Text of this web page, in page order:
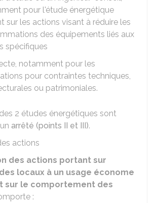
pour l'étude énergétique
sur les actions visant à réduire les
des équipements liés aux
spécifiques
notamment pour les
pour contraintes techniques,
ou patrimoniales.
2 études énergétiques sont
arrêté (points II et III).
actions
des actions portant sur
locaux à un usage économe
sur le comportement des
: